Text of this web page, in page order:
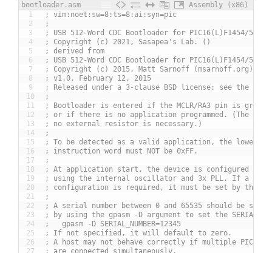
bootloader.asm
Assembly (x86)
1
2
3
4
5
6
7
8
9
10
11
12
13
14
15
16
17
18
19
20
21
22
23
24
25
26
; vim:noet:sw=8:ts=8:ai:syn=pic
;
; USB 512-Word CDC Bootloader for PIC16(L)F1454/5/9
; Copyright (c) 2021, Sasapea's Lab. ()
; derived from
; USB 512-Word CDC Bootloader for PIC16(L)F1454/5/9
; Copyright (c) 2015, Matt Sarnoff (msarnoff.org)
; v1.0, February 12, 2015
; Released under a 3-clause BSD license: see the
;
; Bootloader is entered if the MCLR/RA3 pin is
; or if there is no application programmed. (The
; no external resistor is necessary.)
;
; To be detected as a valid application, the lower
; instruction word must NOT be 0xFF.
;
; At application start, the device is configured with a
; using the internal oscillator and 3x PLL. If a
; configuration is required, it must be set by the
;
; A serial number between 0 and 65535 should be
; by using the gpasm -D argument to set the
;   gpasm -D SERIAL_NUMBER=12345
; If not specified, it will default to zero.
; A host may not behave correctly if multiple PICs